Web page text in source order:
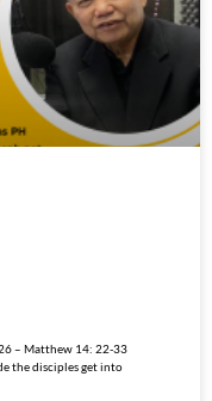
– Matthew 14: 22-33
the disciples get into